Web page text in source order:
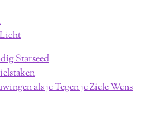
Starseed
als je Tegen je Ziele Wens